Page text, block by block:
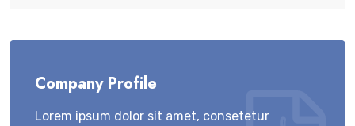
Company Profile
Lorem ipsum dolor sit amet, consetetur